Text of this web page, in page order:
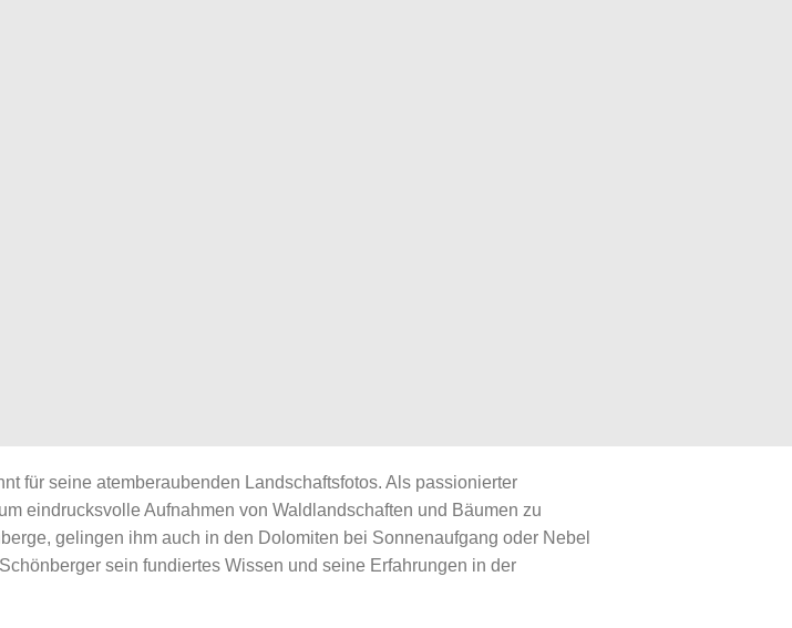
für seine atemberaubenden Landschaftsfotos. Als passionierter
eindrucksvolle Aufnahmen von Waldlandschaften und Bäumen zu
gelingen ihm auch in den Dolomiten bei Sonnenaufgang oder Nebel
sein fundiertes Wissen und seine Erfahrungen in der